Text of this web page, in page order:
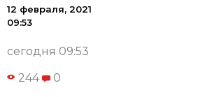
12 февраля, 2021
09:53
сегодня 09:53
244 0